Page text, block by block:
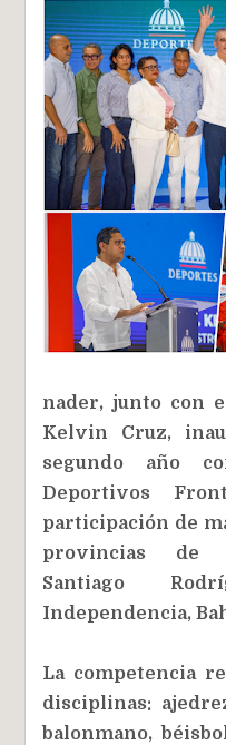
nader, junto con
Kelvin Cruz,
segundo año
Deportivos
participación de
provincias de
Santiago
Independencia,
La competencia
disciplinas:
balonmano,